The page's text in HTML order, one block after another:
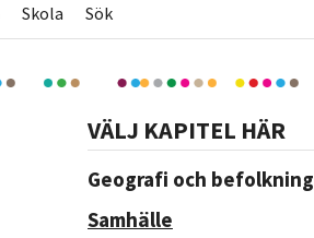
Skola Sök
VÄLJ KAPITEL HÄR
Geografi och befolkning
Samhälle